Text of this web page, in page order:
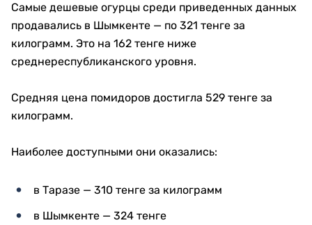
Самые дешевые огурцы среди приведенных данных
продавались в Шымкенте — по 321 тенге за
килограмм. Это на 162 тенге ниже
среднереспубликанского уровня.
Средняя цена помидоров достигла 529 тенге за
килограмм.
Наиболее доступными они оказались:
в Таразе — 310 тенге за килограмм
в Шымкенте — 324 тенге